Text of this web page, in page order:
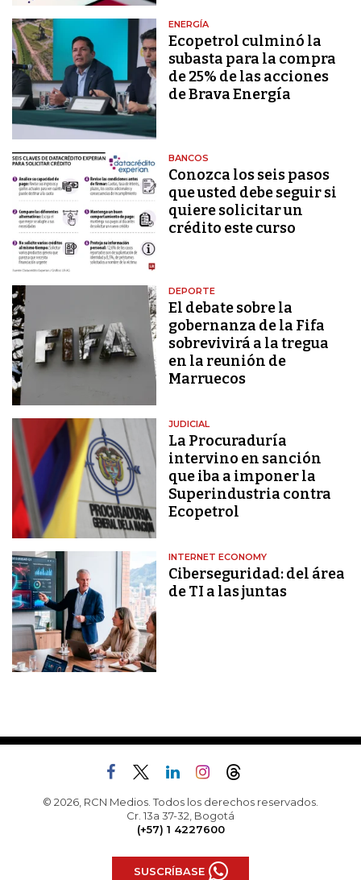
ENERGÍA
Ecopetrol culminó la
subasta para la compra
de 25% de las acciones
de Brava Energía
BANCOS
Conozca los seis pasos
que usted debe seguir si
quiere solicitar un
crédito este curso
DEPORTE
El debate sobre la
gobernanza de la Fifa
sobrevivirá a la tregua
en la reunión de
Marruecos
JUDICIAL
La Procuraduría
intervino en sanción
que iba a imponer la
Superindustria contra
Ecopetrol
INTERNET ECONOMY
Ciberseguridad: del área
de TI a las juntas
© 2026, RCN Medios. Todos los derechos reservados.
Cr. 13a 37-32, Bogotá
(+57) 1 4227600
SUSCRÍBASE